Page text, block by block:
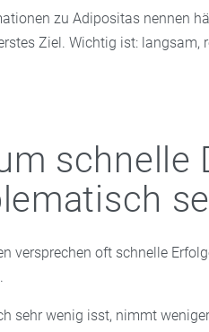
zu Adipositas nennen
Ziel. Wichtig ist: langsam,
schnelle
versprechen oft schnelle
sehr wenig isst, nimmt